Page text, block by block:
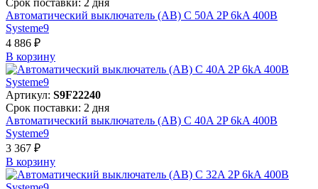
Автоматический выключатель (АВ) C 50A 2P 6kA 400В
Systeme9
4 886 ₽
В корзинy
Артикул: S9F22240
Срок поставки: 2 дня
Автоматический выключатель (АВ) C 40A 2P 6kA 400В
Systeme9
3 367 ₽
В корзинy